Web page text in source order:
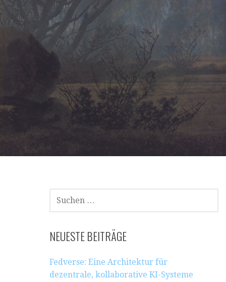
SUCHEN
NACH:
NEUESTE BEITRÄGE
Fedverse: Eine Architektur für
dezentrale, kollaborative KI-Systeme